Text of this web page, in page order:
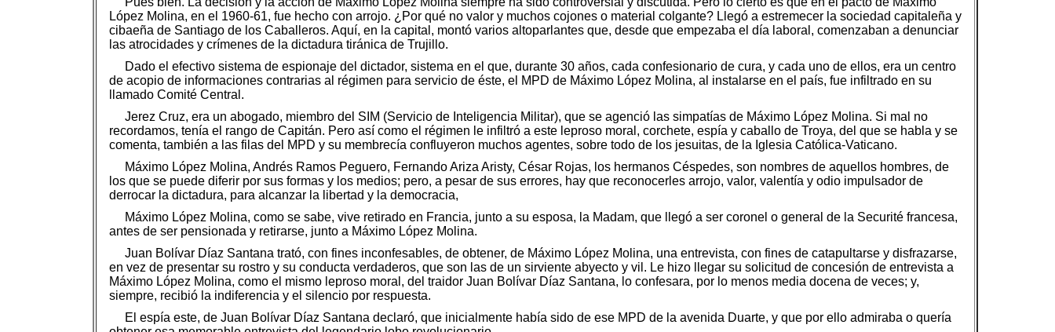
López Molina, en el 1960-61, fue hecho con arrojo. ¿Por qué no valor y muchos cojones o material colgante? Llegó a estremecer la sociedad capitaleña y
cibaeña de Santiago de los Caballeros. Aquí, en la capital, montó varios altoparlantes que, desde que empezaba el día laboral, comenzaban a denunciar
las atrocidades y crímenes de la dictadura tiránica de Trujillo.
Dado el efectivo sistema de espionaje del dictador, sistema en el que, durante 30 años, cada confesionario de cura, y cada uno de ellos, era un centro
de acopio de informaciones contrarias al régimen para servicio de éste, el MPD de Máximo López Molina, al instalarse en el país, fue infiltrado en su
llamado Comité Central.
Jerez Cruz, era un abogado, miembro del SIM (Servicio de Inteligencia Militar), que se agenció las simpatías de Máximo López Molina. Si mal no
recordamos, tenía el rango de Capitán. Pero así como el régimen le infiltró a este leproso moral, corchete, espía y caballo de Troya, del que se habla y se
comenta, también a las filas del MPD y su membrecía confluyeron muchos agentes, sobre todo de los jesuitas, de la Iglesia Católica-Vaticano.
Máximo López Molina, Andrés Ramos Peguero, Fernando Ariza Aristy, César Rojas, los hermanos Céspedes, son nombres de aquellos hombres, de
los que se puede diferir por sus formas y los medios; pero, a pesar de sus errores, hay que reconocerles arrojo, valor, valentía y odio impulsador de
derrocar la dictadura, para alcanzar la libertad y la democracia,
Máximo López Molina, como se sabe, vive retirado en Francia, junto a su esposa, la Madam, que llegó a ser coronel o general de la Securité francesa,
antes de ser pensionada y retirarse, junto a Máximo López Molina.
Juan Bolívar Díaz Santana trató, con fines inconfesables, de obtener, de Máximo López Molina, una entrevista, con fines de catapultarse y disfrazarse,
en vez de presentar su rostro y su conducta verdaderos, que son las de un sirviente abyecto y vil. Le hizo llegar su solicitud de concesión de entrevista a
Máximo López Molina, como el mismo leproso moral, del traidor Juan Bolívar Díaz Santana, lo confesara, por lo menos media docena de veces; y,
siempre, recibió la indiferencia y el silencio por respuesta.
El espía este, de Juan Bolívar Díaz Santana declaró, que inicialmente había sido de ese MPD de la avenida Duarte, y que por ello admiraba o quería